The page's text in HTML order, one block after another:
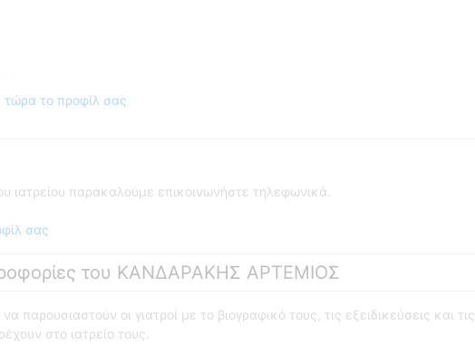
το προφίλ σας
ιατρείου παρακαλούμε επικοινωνήστε τηλεφωνικά.
σας
του ΚΑΝΔΑΡΑΚΗΣ ΑΡΤΕΜΙΟΣ
παρουσιαστούν οι γιατροί με το βιογραφικό τους, τις εξειδικεύσεις και τις
στο ιατρείο τους.